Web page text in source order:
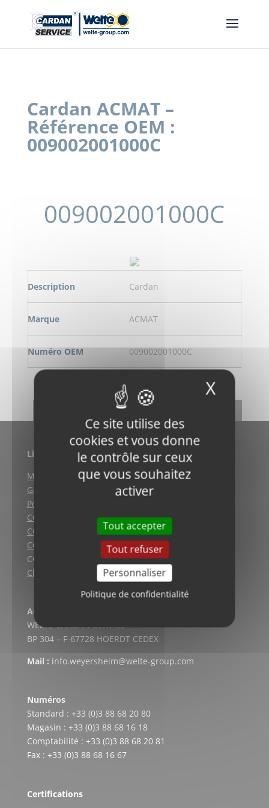
Ce site utilise des
cookies et vous donne
le contrôle sur ceux
que vous souhaitez
activer
Tout accepter
Tout refuser
Personnaliser
Politique de confidentialité
X
Cardan ACMAT –
Référence OEM :
009002001000C
009002001000C
Description Cardan
Marque ACMAT
Numéro OEM 009002001000C
DEMANDE DE RENSEIGNEMENT
RETOUR
Liens utiles
Mentions légales
Gestion des cookies
Politique de confidentialité
CGV (Weyersheim)
CGV (Strasbourg)
CGV (Lyon)
CGV vente en ligne
Charte qualité
Adresse postale
WELTE CARDAN-SERVICE
BP 304 – F-67728 HOERDT CEDEX
Mail : info.weyersheim@welte-group.com
Numéros
Standard : +33 (0)3 88 68 20 80
Magasin : +33 (0)3 88 68 16 18
Comptabilité : +33 (0)3 88 68 20 81
Fax : +33 (0)3 88 68 16 67
Certifications